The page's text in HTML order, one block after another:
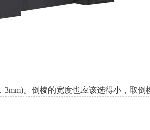
。倒棱的宽度也应该选得小，取倒